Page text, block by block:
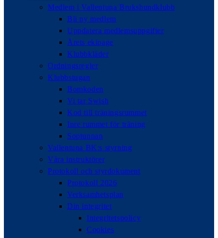
Medlem i Vallentuna Brukshundklubb
Bli ny medlem
Uppdatera medlemsuppgifter
Årets ekipage
Klubbkläder
Ordningsregler
Klubbstugan
Bomkoden
Vi tar Swish
Kod till träningsrummet
Inre rummet för träning
Soptunnan
Vallentuna BK:s styrning
Våra instruktörer
Protokoll och styrdokument
Protokoll 2026
Verksamhetsplan
Din integritet
Integritetspolicy
Cookies